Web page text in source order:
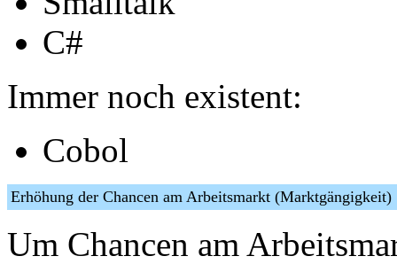
C#
Immer noch existent:
Cobol
Erhöhung der Chancen am Arbeitsmarkt
Um Chancen am